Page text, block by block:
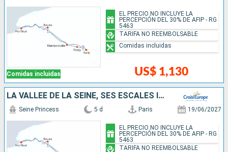
Comidas incluidas US$ 1,130
EL PRECIO NO INCLUYE LA
PERCEPCIÓN DEL 30% DE AFIP - RG
5463
TARIFA NO REEMBOLSABLE
Comidas incluidas
LA VALLÉE DE LA SEINE, SES ESCALES INCONTOURNABLES ET L'ARMADA DE ROUEN
Seine Princess 5 d Paris 19/06/2027
EL PRECIO NO INCLUYE LA
PERCEPCIÓN DEL 30% DE AFIP - RG
5463
TARIFA NO REEMBOLSABLE